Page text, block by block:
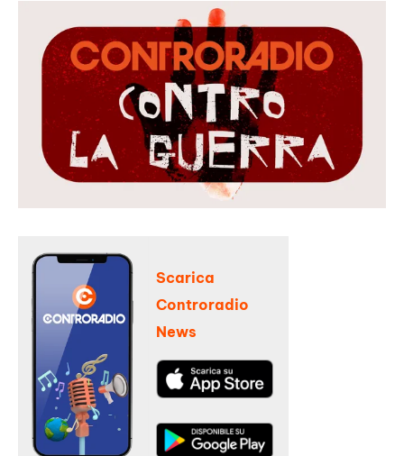
Scarica
Controradio
News